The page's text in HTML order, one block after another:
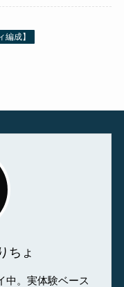
成】
ちょ
中。実体験ベース